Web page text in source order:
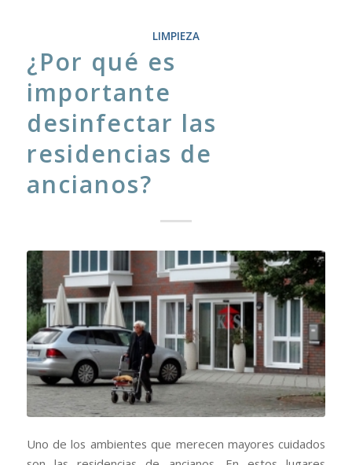
LIMPIEZA
¿Por qué es
importante
desinfectar las
residencias de
ancianos?
Uno de los ambientes que merecen mayores cuidados